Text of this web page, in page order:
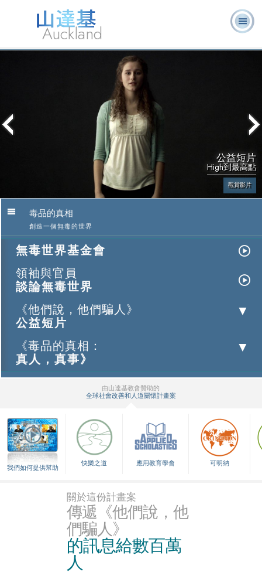
Auckland
什麼是山達
基？
公益短片
High到最高點
觀賞影片
毒品的真相
創造一個無毒的世界
無毒世界基金會
領袖與官員
談論無毒世界
《他們說，他們騙人》
公益短片
《毒品的真相：
真人，真事》
由山達基教會贊助的
全球社會改善和人道關懷計畫案
我們如何提供幫助
快樂之道 應用教育學會 可明納
關於這份計畫案
傳遞《他們說，他
們騙人》
的訊息給數百萬
人